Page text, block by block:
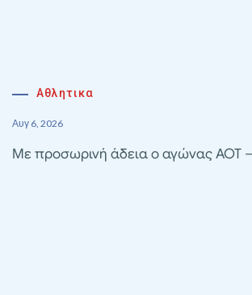
Αθλητικα
Αυγ 6, 2026
Με προσωρινή άδεια ο αγώνας ΑΟΤ